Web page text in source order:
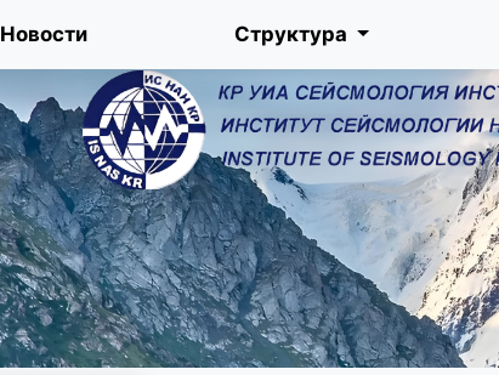
Новости Структура